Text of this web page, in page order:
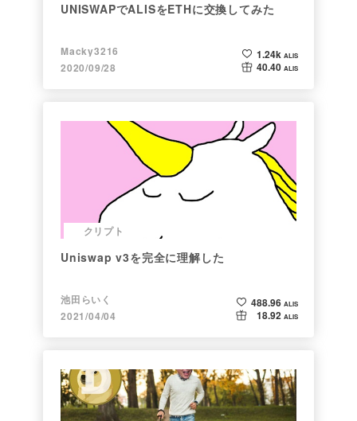
UNISWAPでALISをETHに交換してみた
Macky3216
2020/09/28
1.24k ALIS
40.40 ALIS
クリプト
Uniswap v3を完全に理解した
池田らいく
2021/04/04
488.96 ALIS
18.92 ALIS